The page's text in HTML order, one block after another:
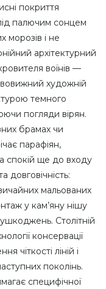
покриття
палючим сонцем
морозів і не
архітектурний
воїнів —
художній
темного
погляди вірян.
брамах чи
парафіян,
спокій ще до входу
довговічність:
мальованих
у кам’яну нішу
Столітній
консервації
чіткості ліній і
поколінь.
специфічної